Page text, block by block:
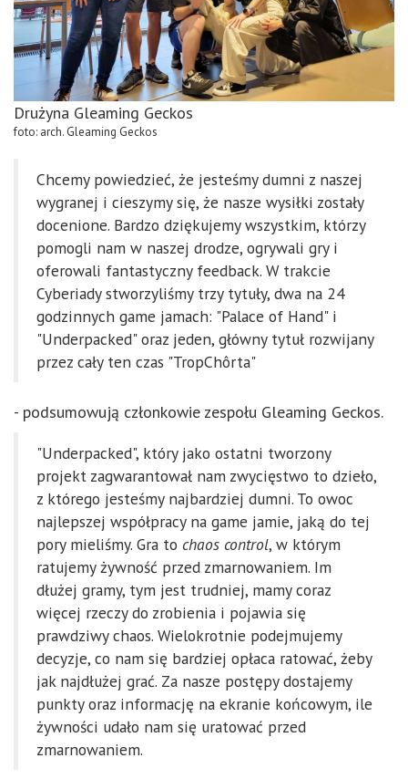
Drużyna Gleaming Geckos
foto: arch. Gleaming Geckos
Chcemy powiedzieć, że jesteśmy dumni z naszej
wygranej i cieszymy się, że nasze wysiłki zostały
docenione. Bardzo dziękujemy wszystkim, którzy
pomogli nam w naszej drodze, ogrywali gry i
oferowali fantastyczny feedback. W trakcie
Cyberiady stworzyliśmy trzy tytuły, dwa na 24
godzinnych game jamach: "Palace of Hand" i
"Underpacked" oraz jeden, główny tytuł rozwijany
przez cały ten czas "TropChôrta"
- podsumowują członkowie zespołu Gleaming Geckos.
"Underpacked", który jako ostatni tworzony
projekt zagwarantował nam zwycięstwo to dzieło,
z którego jesteśmy najbardziej dumni. To owoc
najlepszej współpracy na game jamie, jaką do tej
pory mieliśmy. Gra to chaos control, w którym
ratujemy żywność przed zmarnowaniem. Im
dłużej gramy, tym jest trudniej, mamy coraz
więcej rzeczy do zrobienia i pojawia się
prawdziwy chaos. Wielokrotnie podejmujemy
decyzje, co nam się bardziej opłaca ratować, żeby
jak najdłużej grać. Za nasze postępy dostajemy
punkty oraz informację na ekranie końcowym, ile
żywności udało nam się uratować przed
zmarnowaniem.